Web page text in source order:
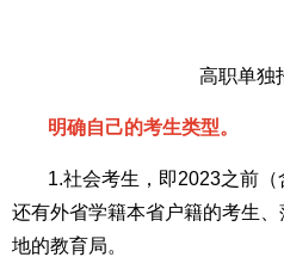
高职单独
明确自己的考生类型。
1.社会考生，即2023之前
还有外省学籍本省户籍的考生
地的教育局。